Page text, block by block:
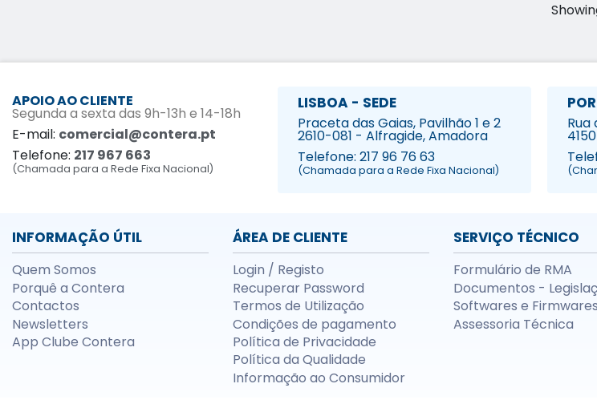
APOIO AO CLIENTE
Segunda a sexta das 9h-13h e 14-18h
E-mail: comercial@contera.pt
Telefone: 217 967 663
(Chamada para a Rede Fixa Nacional)
LISBOA - SEDE
Praceta das Gaias, Pavilhão 1 e 2
2610-081 - Alfragide, Amadora
Telefone: 217 96 76 63
(Chamada para a Rede Fixa Nacional)
Rua
INFORMAÇÃO ÚTIL
Quem Somos
Porquê a Contera
Contactos
Newsletters
App Clube Contera
ÁREA DE CLIENTE
Login / Registo
Recuperar Password
Termos de Utilização
Condições de pagamento
Política de Privacidade
Política da Qualidade
Informação ao Consumidor
SERVIÇO TÉCNICO
Formulário de RMA
Documentos -
Softwares e Firmwares
Assessoria Técnica